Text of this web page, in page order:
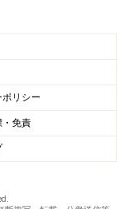
リシー
・免責